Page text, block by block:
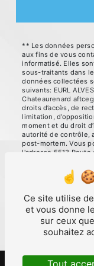
** Les données
aux fins de vous
informatisé. Elles
sous-traitants dans
données collectées
suivants: EURL
Chateaurenard
droits d’accès, de
limitation,
moment et du droit
autorité de contrôle,
post-mortem. Vous
l'adresse 5513 Route
courrier
justificatif d'identité
vos données
la durée de
des contentieux.
d'opposition au
adresse:
d’informations sur
Ce site utilise
et vous donne
sur ceux
souhaitez
Tout